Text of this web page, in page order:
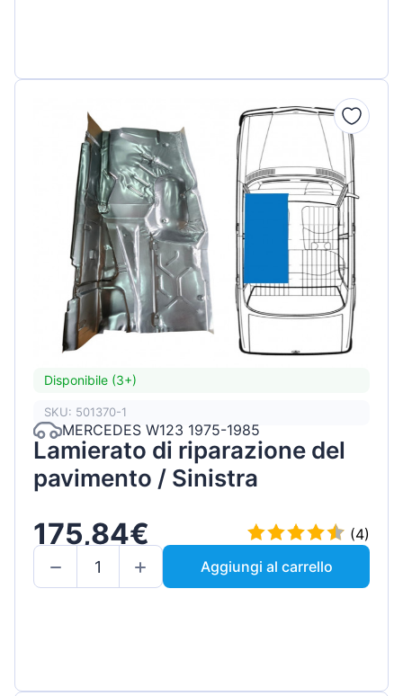
Disponibile (3+)
SKU: 501370-1
MERCEDES W123 1975-1985
Lamierato di riparazione del
pavimento / Sinistra
175,84€
(4)
Aggiungi al carrello